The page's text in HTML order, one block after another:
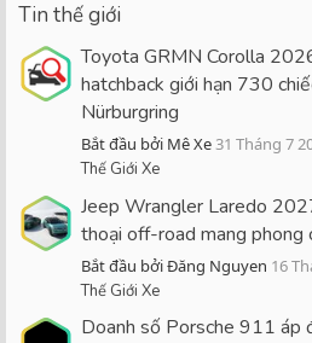
Tin thế giới
Toyota GRMN Corolla
hatchback giới hạn 730
Nürburgring
Bắt đầu bởi Mê Xe31 Tháng 7
Thế Giới Xe
Jeep Wrangler Laredo
thoại off-road mang phong
Bắt đầu bởi Đăng Nguyen 16
Thế Giới Xe
Doanh số Porsche 911 áp